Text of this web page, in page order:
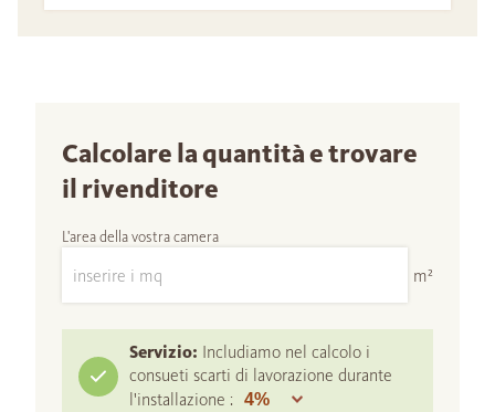
Calcolare la quantità e trovare
il rivenditore
L'area della vostra camera
m²
Servizio: Includiamo nel calcolo i
consueti scarti di lavorazione durante
l'installazione :